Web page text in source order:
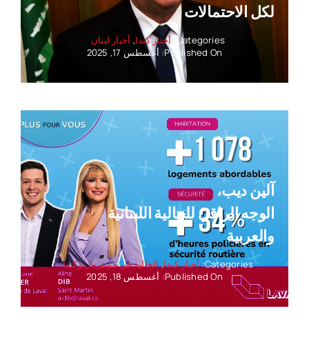
لكل الاحتمالات
Categories: أخبار كندا, أخبار لبنان
Published On: أغسطس 17, 2025
آلين ديب،
الوجه الراقي للجالية اللبنانية
والعربية
Categories: أخبار كندا,الجالية في مونتريال وكندا
Published On: أغسطس 18, 2025